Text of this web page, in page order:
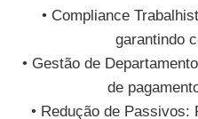
• Compliance
garantindo
• Gestão de
de
• Redução de Passivos: